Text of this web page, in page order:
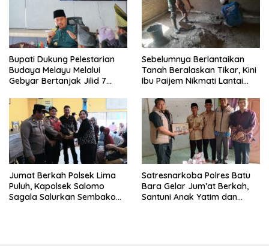
Bupati Dukung Pelestarian
Budaya Melayu Melalui
Gebyar Bertanjak Jilid 7
Sebelumnya Berlantaikan
Tanah Beralaskan Tikar, Kini
Ibu Paijem Nikmati Lantai
Satgas TMMD Ke-129 Kodim
0208/Asahan
Jumat Berkah Polsek Lima
Puluh, Kapolsek Salomo
Sagala Salurkan Sembako
Satresnarkoba Polres Batu
Bara Gelar Jum’at Berkah,
Santuni Anak Yatim dan